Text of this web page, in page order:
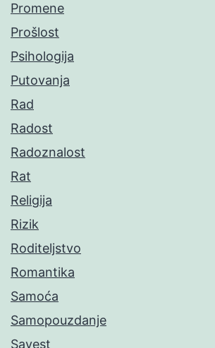
Promene
Prošlost
Psihologija
Putovanja
Rad
Radost
Radoznalost
Rat
Religija
Rizik
Roditeljstvo
Romantika
Samoća
Samopouzdanje
Savest